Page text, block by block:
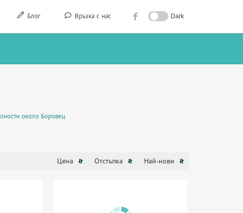
Блог Връзка с нас Dark
около Боровец
Цена Отстъпка Най-нови